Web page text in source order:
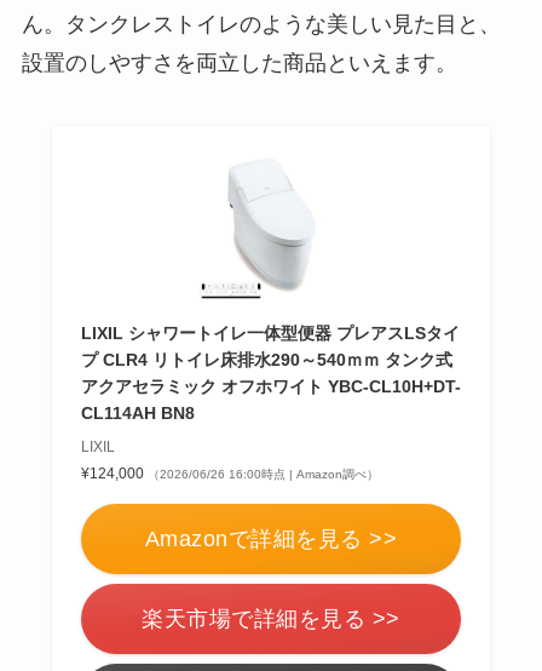
ん。タンクレストイレのような美しい見た目と、
設置のしやすさを両立した商品といえます。
LIXIL シャワートイレ一体型便器 プレアスLSタイ
プ CLR4 リトイレ床排水290～540ｍｍ タンク式
アクアセラミック オフホワイト YBC-CL10H+DT-
CL114AH BN8
LIXIL
¥124,000
（2026/06/26 16:00時点 | Amazon調べ）
Amazonで詳細を見る >>
楽天市場で詳細を見る >>